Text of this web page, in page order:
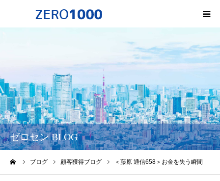
ゼロセン BLOG
ブログ 顧客獲得ブログ ＜藤原 通信658＞お金を失う瞬間
サービス一覧・料金
会社概要